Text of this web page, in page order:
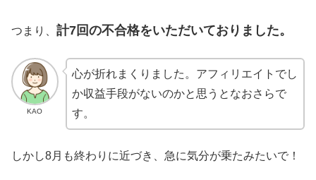
つまり、 計7回の不合格をいただいておりました。
KAO
心が折れまくりました。アフィリエイトでし
か収益手段がないのかと思うとなおさらで
す。
しかし8月も終わりに近づき、急に気分が乗たみたいで！